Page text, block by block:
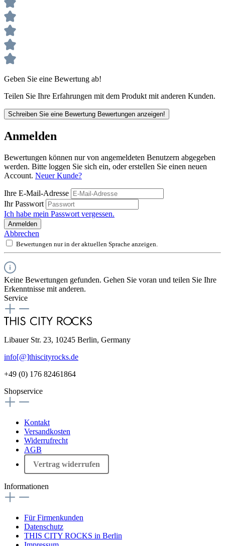
Geben Sie eine Bewertung ab!
Teilen Sie Ihre Erfahrungen mit dem Produkt mit anderen Kunden.
Schreiben Sie eine Bewertung Bewertungen anzeigen!
Anmelden
Bewertungen können nur von angemeldeten Benutzern abgegeben
werden. Bitte loggen Sie sich ein, oder erstellen Sie einen neuen
Account. Neuer Kunde?
Ihre E-Mail-Adresse
Ihr Passwort
Ich habe mein Passwort vergessen.
Anmelden
Abbrechen
Bewertungen nur in der aktuellen Sprache anzeigen.
Keine Bewertungen gefunden. Gehen Sie voran und teilen Sie Ihre
Erkenntnisse mit anderen.
Service
Libauer Str. 23, 10245 Berlin, Germany
info[@]thiscityrocks.de
+49 (0) 176 82461864
Shopservice
Kontakt
Versandkosten
Widerrufrecht
AGB
Vertrag widerrufen
Informationen
Für Firmenkunden
Datenschutz
THIS CITY ROCKS in Berlin